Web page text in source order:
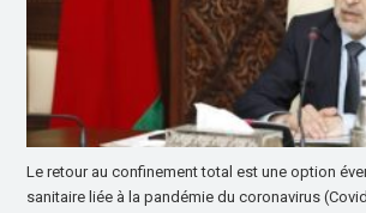
Le retour au confinement total est une option
sanitaire liée à la pandémie du coronavirus